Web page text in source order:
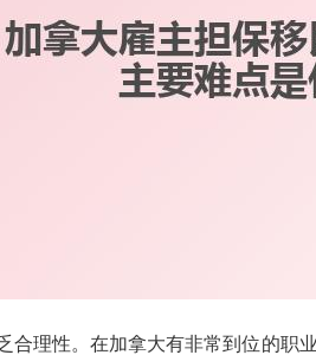
理性。在加拿大有非常到位的